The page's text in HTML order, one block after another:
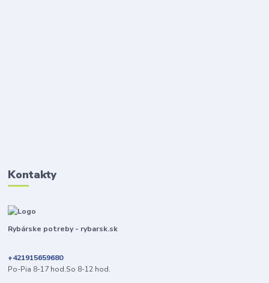
Kontakty
Rybárske potreby - rybarsk.sk
+421915659680
Po-Pia 8-17 hod.So 8-12 hod.